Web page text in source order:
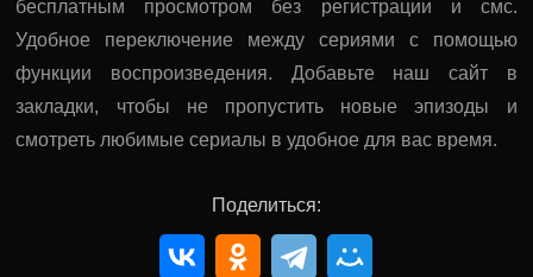
бесплатным просмотром без регистрации и смс.
Удобное переключение между сериями с помощью
функции воспроизведения. Добавьте наш сайт в
закладки, чтобы не пропустить новые эпизоды и
смотреть любимые сериалы в удобное для вас время.
Поделиться: